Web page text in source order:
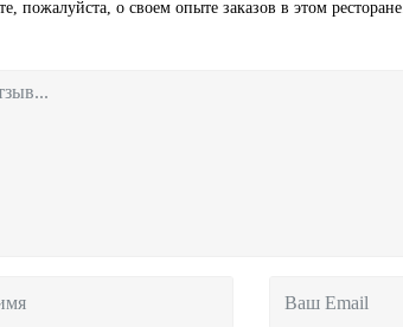
пожалуйста, о своем опыте заказов в этом ресторане.